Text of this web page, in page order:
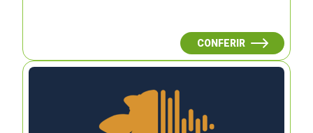
CONFERIR